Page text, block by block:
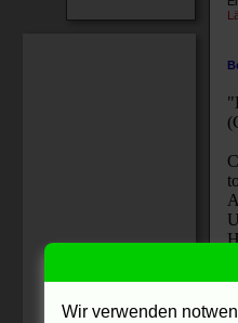
Wir verwenden